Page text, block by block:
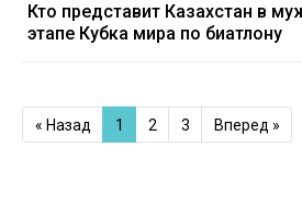
Кто представит Казахстан в
этапе Кубка мира по биатлону
« Назад 1 2 3 Вперед »